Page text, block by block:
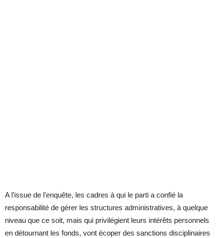
A l’issue de l’enquête, les cadres à qui le parti a confié la
responsabilité de gérer les structures administratives, à quelque
niveau que ce soit, mais qui privilégient leurs intérêts personnels
en détournant les fonds, vont écoper des sanctions disciplinaires